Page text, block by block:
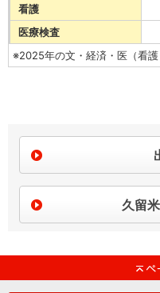
看護
医療検査
※2025年の文・経済・医（看
久留